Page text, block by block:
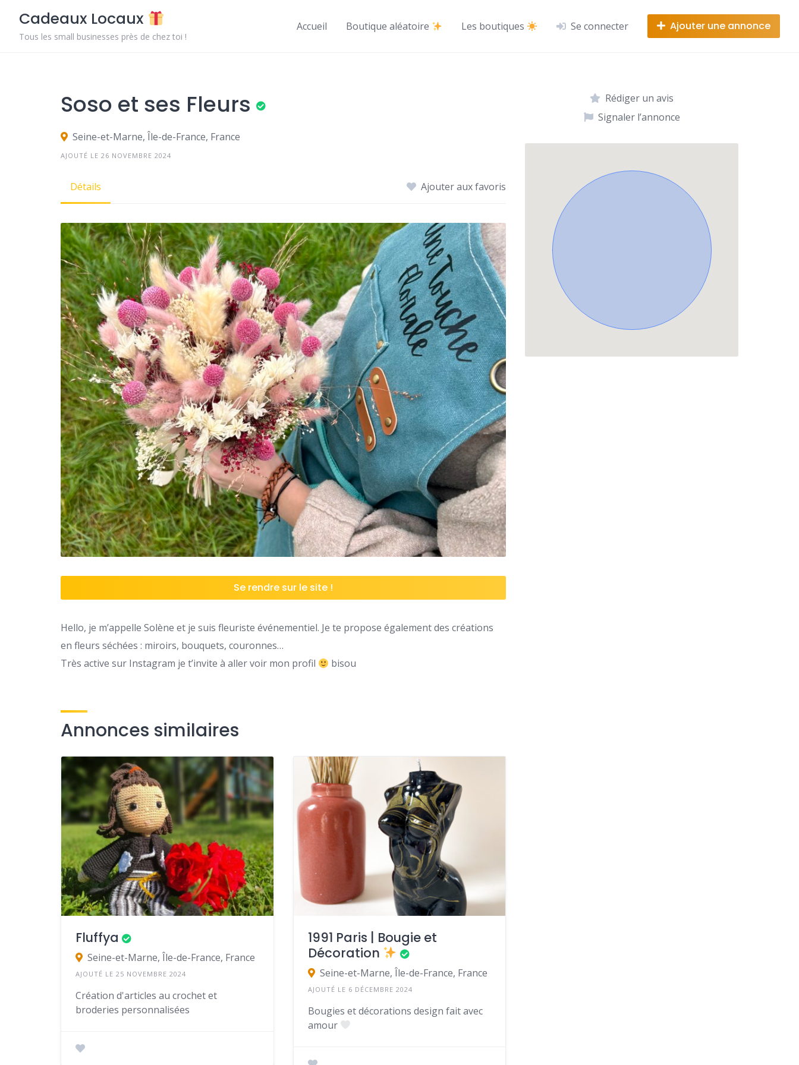
content
Cadeaux Locaux
Tous les small businesses près de chez toi !
Accueil Boutique aléatoire Les boutiques Se connecter Ajouter une annonce
Soso et ses Fleurs
Seine-et-Marne, Île-de-France, France
AJOUTÉ LE 26 NOVEMBRE 2024
Détails Ajouter aux favoris
Se rendre sur le site !
Hello, je m’appelle Solène et je suis fleuriste événementiel. Je te propose également des créations
en fleurs séchées : miroirs, bouquets, couronnes…
Très active sur Instagram je t’invite à aller voir mon profil
bisou
Rédiger un avis
Signaler l’annonce
Annonces similaires
Fluffya
Seine-et-Marne, Île-de-France, France
AJOUTÉ LE 25 NOVEMBRE 2024
Création d'articles au crochet et
broderies personnalisées
1991 Paris | Bougie et
Décoration
Seine-et-Marne, Île-de-France, France
AJOUTÉ LE 6 DÉCEMBRE 2024
Bougies et décorations design fait avec
amour